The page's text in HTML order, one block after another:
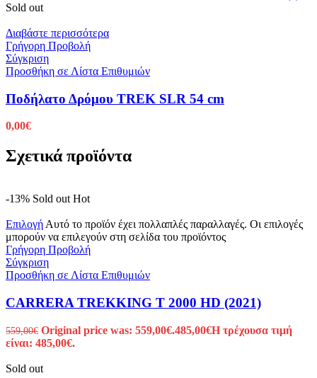
Sold out
Διαβάστε περισσότερα
Γρήγορη Προβολή
Σύγκριση
Προσθήκη σε Λίστα Επιθυμιών
Ποδήλατο Δρόμου TREK SLR 54 cm
0,00€
Σχετικά προϊόντα
-13% Sold out Hot
Επιλογή Αυτό το προϊόν έχει πολλαπλές παραλλαγές. Οι επιλογές
μπορούν να επιλεγούν στη σελίδα του προϊόντος
Γρήγορη Προβολή
Σύγκριση
Προσθήκη σε Λίστα Επιθυμιών
CARRERA TREKKING T 2000 HD (2021)
559,00€ Original price was: 559,00€.485,00€Η τρέχουσα τιμή
είναι: 485,00€.
Sold out